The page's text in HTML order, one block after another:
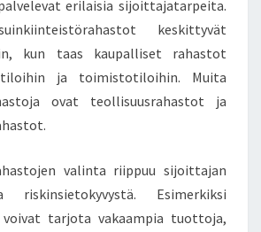
erilaisia sijoittajatarpeita.
keskittyvät
kun taas kaupalliset rahastot
ja toimistotiloihin. Muita
ovat teollisuusrahastot ja
valinta riippuu sijoittajan
Esimerkiksi
tarjota vakaampia tuottoja,